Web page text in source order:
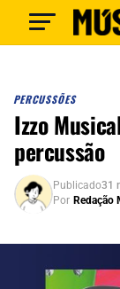
PERCUSSÕES
Izzo
percussão
Publicado31
Por Redação